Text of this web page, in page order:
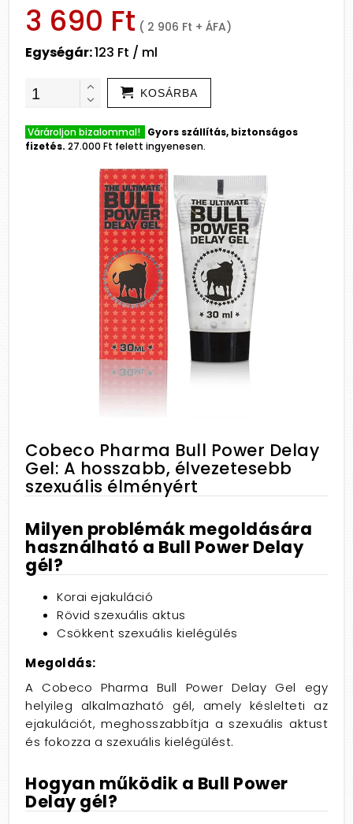
3 690 Ft ( 2 906 Ft + ÁFA)
Egységár:123 Ft / ml
KOSÁRBA
Várároljon bizalommal! Gyors szállítás, biztonságos
fizetés. 27.000 Ft felett ingyenesen.
Cobeco Pharma Bull Power Delay
Gel: A hosszabb, élvezetesebb
szexuális élményért
Milyen problémák megoldására
használható a Bull Power Delay
gél?
Korai ejakuláció
Rövid szexuális aktus
Csökkent szexuális kielégülés
Megoldás:
A Cobeco Pharma Bull Power Delay Gel egy
helyileg alkalmazható gél, amely késlelteti az
ejakulációt, meghosszabbítja a szexuális aktust
és fokozza a szexuális kielégülést.
Hogyan működik a Bull Power
Delay gél?